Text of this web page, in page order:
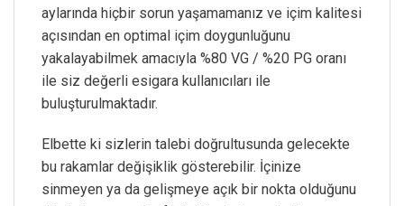
aylarında hiçbir sorun yaşamamanız ve içim kalitesi
açısından en optimal içim doygunluğunu
yakalayabilmek amacıyla %80 VG / %20 PG oranı
ile siz değerli esigara kullanıcıları ile
buluşturulmaktadır.
Elbette ki sizlerin talebi doğrultusunda gelecekte
bu rakamlar değişiklik gösterebilir. İçinize
sinmeyen ya da gelişmeye açık bir nokta olduğunu